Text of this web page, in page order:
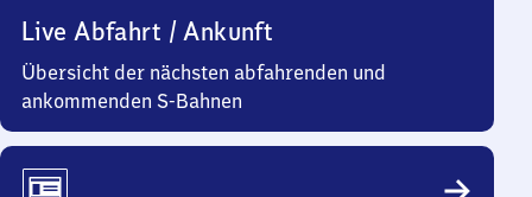
Live Abfahrt / Ankunft
Übersicht der nächsten abfahrenden und
ankommenden S-Bahnen